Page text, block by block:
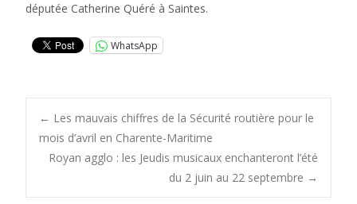
députée Catherine Quéré à Saintes.
WhatsApp
Post
navigation
← Les mauvais chiffres de la Sécurité routière pour le
mois d’avril en Charente-Maritime
Royan agglo : les Jeudis musicaux enchanteront l’été
du 2 juin au 22 septembre →